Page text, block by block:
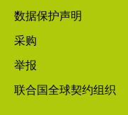
数据保护声明
采购
举报
联合国全球契约组织